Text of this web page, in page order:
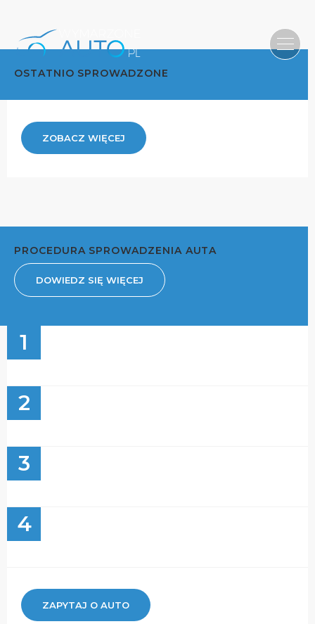
OSTATNIO SPROWADZONE
ZOBACZ WIĘCEJ
PROCEDURA SPROWADZENIA AUTA
DOWIEDZ SIĘ WIĘCEJ
1
2
3
4
ZAPYTAJ O AUTO